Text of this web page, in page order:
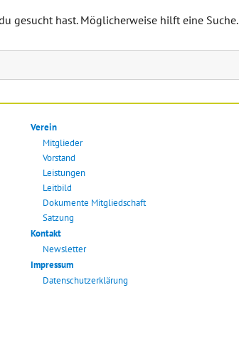
gesucht hast. Möglicherweise hilft eine Suche.
Verein
Mitglieder
Vorstand
Leistungen
Leitbild
Dokumente Mitgliedschaft
Satzung
Kontakt
Newsletter
Impressum
Datenschutzerklärung